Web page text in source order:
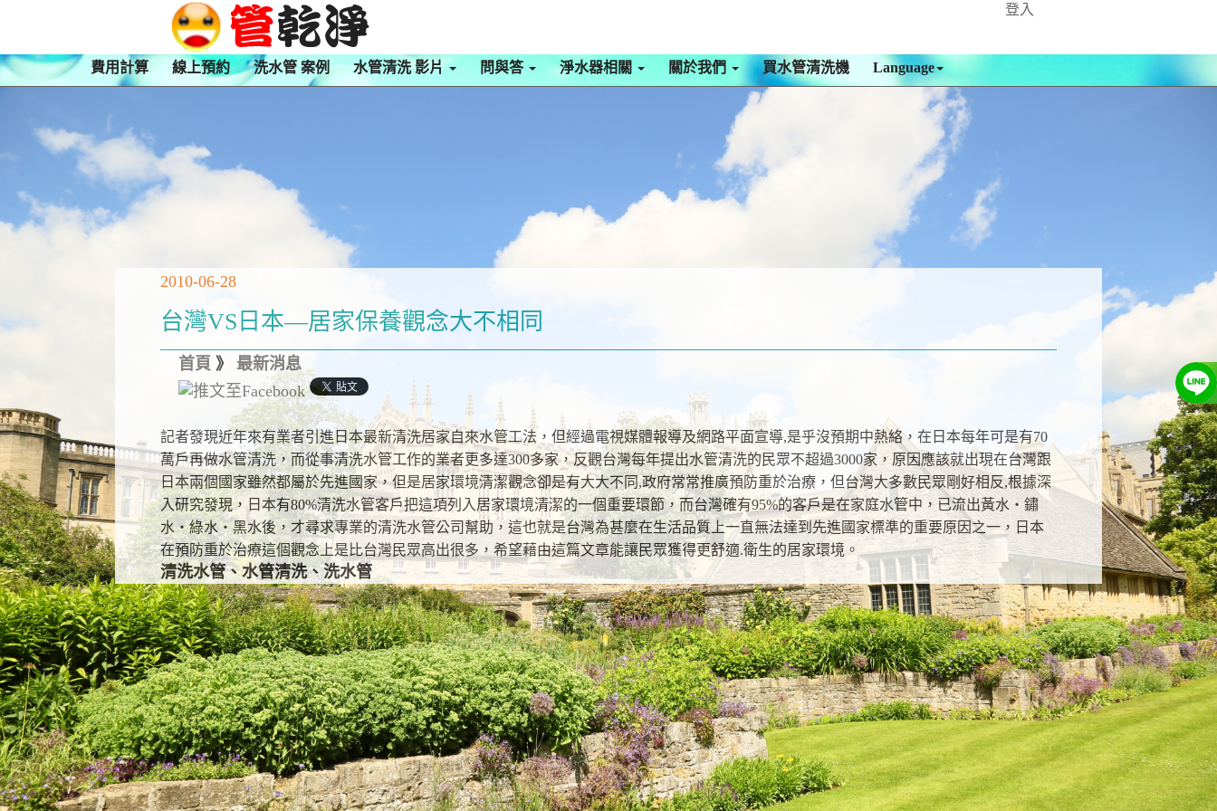
登入
費用計算 線上預約 洗水管 案例 水管清洗 影片 問與答 淨水器相關 關於我們 買水管清洗機 Language
2010-06-28
台灣VS日本—居家保養觀念大不相同
首頁 》 最新消息
記者發現近年來有業者引進日本最新清洗居家自來水管工法，但經過電視媒體報導及網路平面宣導,是乎沒預期中熱絡，在日本每年可是有70
萬戶再做水管清洗，而從事清洗水管工作的業者更多達300多家，反觀台灣每年提出水管清洗的民眾不超過3000家，原因應該就出現在台灣跟
日本兩個國家雖然都屬於先進國家，但是居家環境清潔觀念卻是有大大不同,政府常常推廣預防重於治療，但台灣大多數民眾剛好相反,根據深
入研究發現，日本有80%清洗水管客戶把這項列入居家環境清潔的一個重要環節，而台灣確有95%的客戶是在家庭水管中，已流出黃水‧鏽
水‧綠水‧黑水後，才尋求專業的清洗水管公司幫助，這也就是台灣為甚麼在生活品質上一直無法達到先進國家標準的重要原因之一，日本
在預防重於治療這個觀念上是比台灣民眾高出很多，希望藉由這篇文章能讓民眾獲得更舒適.衛生的居家環境。
清洗水管、水管清洗、洗水管